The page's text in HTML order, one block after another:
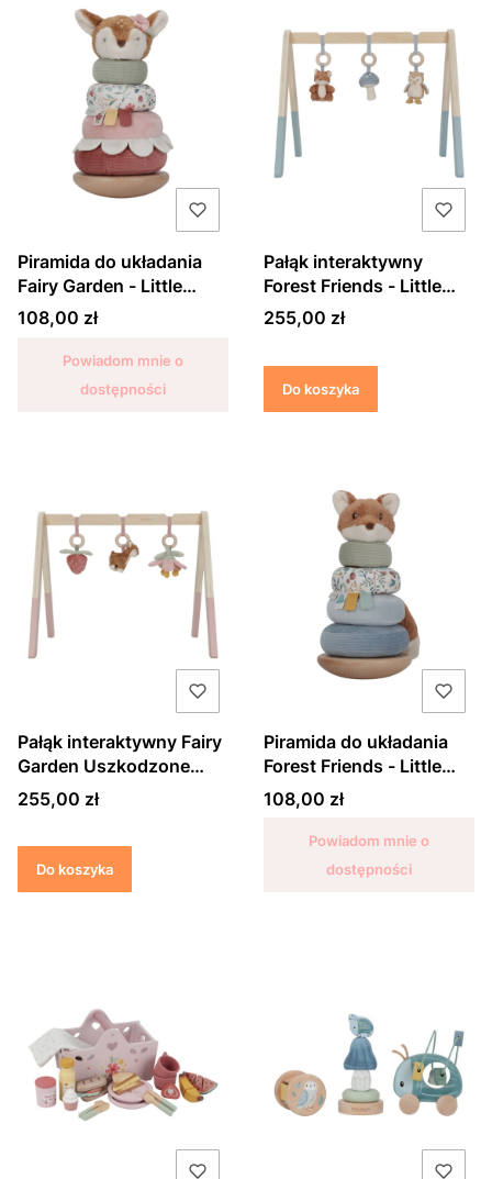
Piramida do układania
Fairy Garden - Little
Dutch
Cena
108,00 zł
Powiadom mnie o
dostępności
Pałąk interaktywny
Forest Friends - Little
Dutch
Cena
255,00 zł
Do koszyka
Pałąk interaktywny Fairy
Garden Uszkodzone
pudełko- Little Dutch
Cena
255,00 zł
Do koszyka
Piramida do układania
Forest Friends - Little
Dutch
Cena
108,00 zł
Powiadom mnie o
dostępności